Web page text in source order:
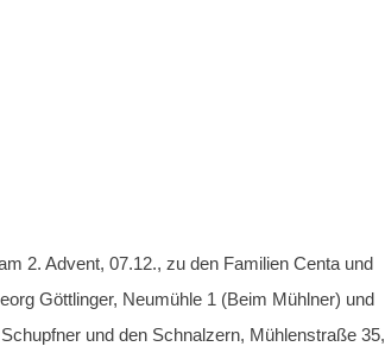
2. Advent, 07.12., zu den Familien Centa und
Göttlinger, Neumühle 1 (Beim Mühlner) und
und den Schnalzern, Mühlenstraße 35,